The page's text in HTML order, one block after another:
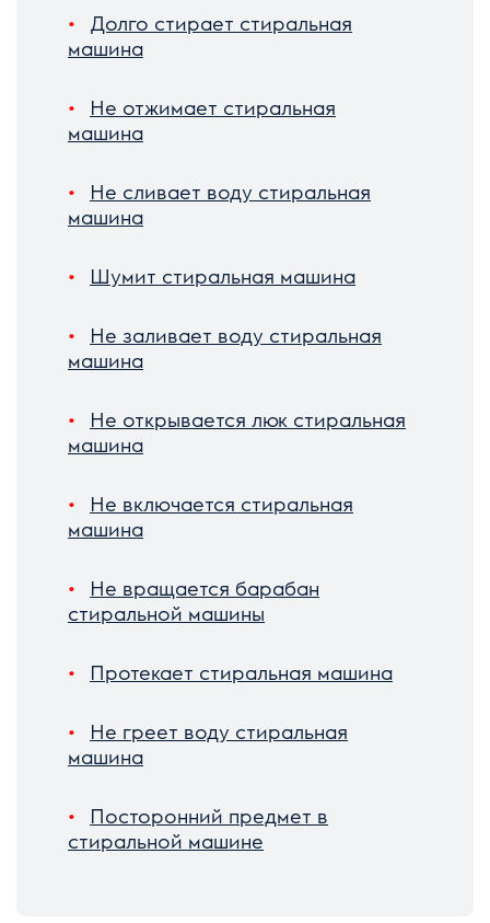
Долго стирает стиральная
машина
Не отжимает стиральная
машина
Не сливает воду стиральная
машина
Шумит стиральная машина
Не заливает воду стиральная
машина
Не открывается люк стиральная
машина
Не включается стиральная
машина
Не вращается барабан
стиральной машины
Протекает стиральная машина
Не греет воду стиральная
машина
Посторонний предмет в
стиральной машине